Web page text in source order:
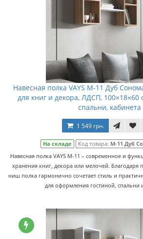
Навесная полка VAYS M-11 Дуб
для книг и декора, ЛДСП, 100×18×60
спальни, кабинета
1 549 грн.
На складе Код товара: M-11 Дуб
Навесная полка VAYS M-11 – современное и
хранения книг, декора или мелочей. Благодаря
ниш полка гармонично сочетает стиль и
для оформления гостиной, спальни